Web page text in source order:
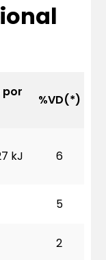
por
%VD(*)
kJ 6
5
2